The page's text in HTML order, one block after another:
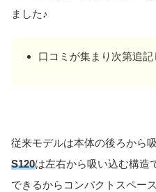
ました♪
口コミが集まり次第追
従来モデルは本体の後ろから
S120は左右から吸い込む構造
できるからコンパクトスペー